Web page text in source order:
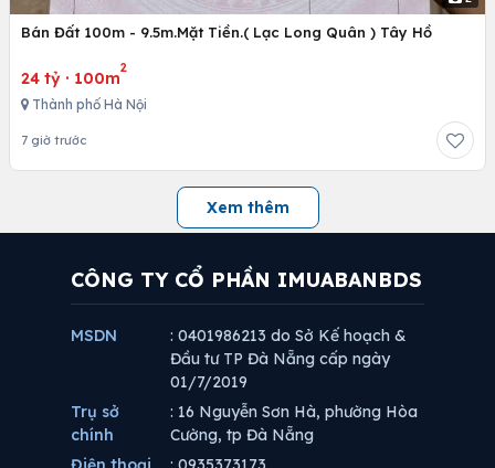
Bán Đất 100m - 9.5m.Mặt Tiền.( Lạc Long Quân ) Tây Hồ
24 tỷ · 100m
2
Thành phố Hà Nội
7 giờ trước
Xem thêm
CÔNG TY CỔ PHẦN IMUABANBDS
MSDN
: 0401986213 do Sở Kế hoạch &
Đầu tư TP Đà Nẵng cấp ngày
01/7/2019
Trụ sở
chính
: 16 Nguyễn Sơn Hà, phường Hòa
Cường, tp Đà Nẵng